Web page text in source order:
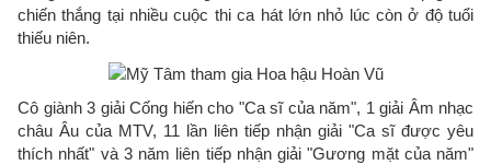
chiến thắng tại nhiều cuộc thi ca hát lớn nhỏ lúc còn ở độ tuổi
thiếu niên.
Cô giành 3 giải Cống hiến cho "Ca sĩ của năm", 1 giải Âm nhạc
châu Âu của MTV, 11 lần liên tiếp nhận giải "Ca sĩ được yêu
thích nhất" và 3 năm liên tiếp nhận giải "Gương mặt của năm"